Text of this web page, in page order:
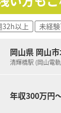
中国エリアに
■全ての患者様
務を行います。
「かかりつけ薬
サポート薬局
■調剤事業にと
■無菌調剤対応
を生かし、地
32h以上 未経
岡山県 岡山
清輝橋駅 (岡山電
年収300万円